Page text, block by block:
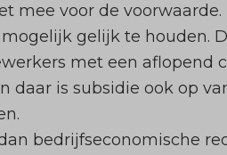
mee voor de voorwaarde.
gelijk te houden.
met een aflopend
is subsidie ook op
bedrijfseconomische